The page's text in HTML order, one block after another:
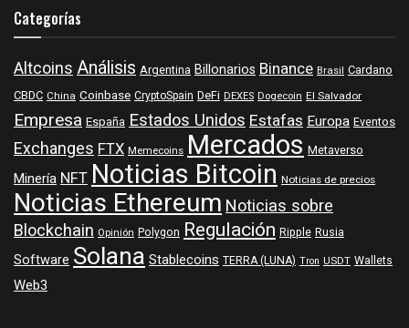
Categorías
AltcoinsAnálisis Argentina Billonarios Binance Brasil Cardano
CBDC China Coinbase CryptoSpain DeFi DEXES Dogecoin El Salvador
Empresa España Estados UnidosEstafasEuropa Eventos
ExchangesFTX Memecoins Mercados Metaverso
MineríaNFTNoticias Bitcoin Noticias de precios
Noticias EthereumNoticias sobre
Blockchain Opinión Polygon Regulación Ripple Rusia
Software SolanaStablecoins TERRA (LUNA) Tron USDT Wallets
Web3